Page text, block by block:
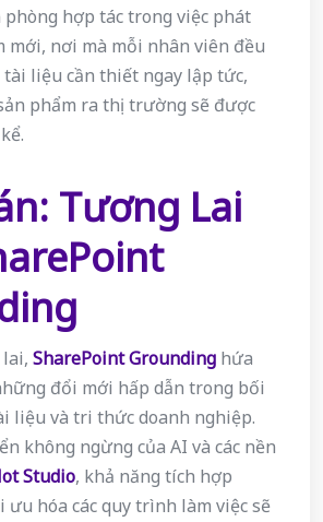
hợp tác trong việc phát
mới, nơi mà mỗi nhân viên đều
tài liệu cần thiết ngay lập tức,
phẩm ra thị trường sẽ được
Tương Lai
SharePoint Grounding hứa
đổi mới hấp dẫn trong bối
liệu và tri thức doanh nghiệp.
không ngừng của AI và các nền
Studio, khả năng tích hợp
hóa các quy trình làm việc sẽ